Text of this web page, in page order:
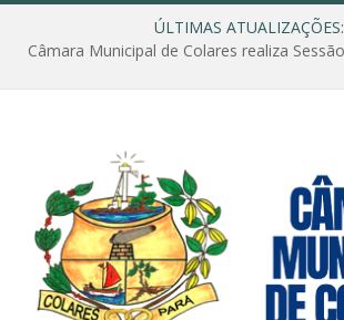
ÚLTIMAS ATUALIZAÇÕES: